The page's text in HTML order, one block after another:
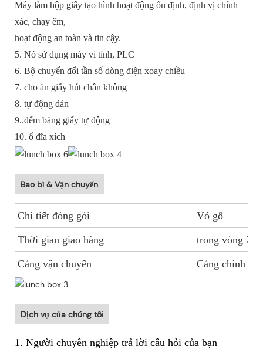
Máy làm hộp giấy tạo hình hoạt động ổn định, định vị chính
xác, chạy êm,
hoạt động an toàn và tin cậy.
5. Nó sử dụng máy vi tính, PLC
6. Bộ chuyển đổi tần số dòng điện xoay chiều
7. cho ăn giấy hút chân không
8. tự động dán
9..đếm băng giấy tự động
10. ổ đĩa xích
Bao bì & Vận chuyển
Chi tiết đóng gói Vỏ gỗ
Thời gian giao hàng trong vòng 20
Cảng vận chuyển Cảng chính
Dịch vụ của chúng tôi
1. Người chuyên nghiệp trả lời câu hỏi của bạn